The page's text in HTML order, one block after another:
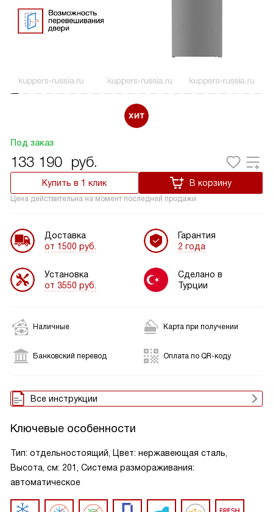
Под заказ
133 190 руб.
Купить в 1 клик В корзину
Цена действительна на момент последней продажи
Доставка
от 1500 руб.
Установка
от 3550 руб.
Гарантия
2 года
Сделано в
Турции
Наличные Карта при получении
Банковский перевод Оплата по QR-коду
Все инструкции
Ключевые особенности
Тип: отдельностоящий, Цвет: нержавеющая сталь,
Высота, см: 201, Система размораживания:
автоматическое